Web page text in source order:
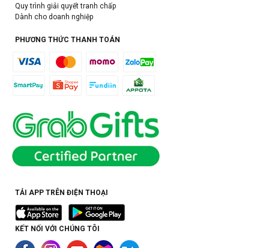
Quy trình giải quyết tranh chấp
Dành cho doanh nghiệp
PHƯƠNG THỨC THANH TOÁN
TẢI APP TRÊN ĐIỆN THOẠI
KẾT NỐI VỚI CHÚNG TÔI